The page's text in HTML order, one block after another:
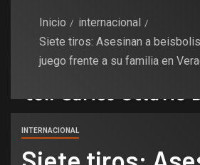
Inicio
internacional
Siete tiros: Asesinan a
juego frente a su familia en
INTERNACIONAL